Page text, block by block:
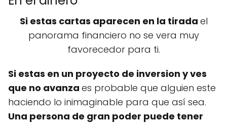
Si estas cartas aparecen en la tirada el
panorama financiero no se vera muy
favorecedor para ti.
Si estas en un proyecto de inversion y ves
que no avanza es probable que alguien este
haciendo lo inimaginable para que así sea.
Una persona de gran poder puede tener